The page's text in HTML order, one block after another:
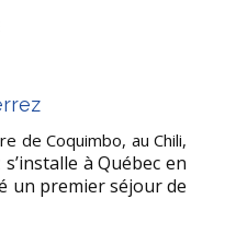
de Coquimbo, au Chili,
à Québec en
un premier séjourde